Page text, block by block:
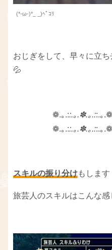
(*-ω-)*_ _)ﾍﾟｺﾘ
おじぎをして、早々に立
💦
❁.｡.::.｡.✽.｡.::.｡
❁.｡.::.｡.✽.｡.::.｡
スキルの振り分けもしま
旅芸人のスキルはこんな感